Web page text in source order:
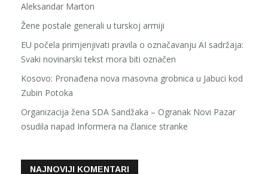
Aleksandar Marton
Žene postale generali u turskoj armiji
EU počela primjenjivati pravila o označavanju AI sadržaja:
Svaki novinarski tekst mora biti označen
Kosovo: Pronađena nova masovna grobnica u Jabuci kod
Zubin Potoka
Organizacija žena SDA Sandžaka – Ogranak Novi Pazar
osudila napad Informera na članice stranke
NAJNOVIJI KOMENTARI